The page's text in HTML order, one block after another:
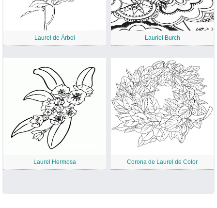
Laurel de Árbol Lauriel Burch
Laurel Hermosa Corona de Laurel de Color